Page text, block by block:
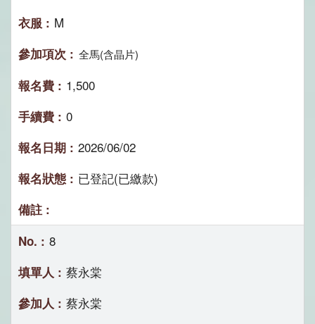
M
全馬(含晶片)
1,500
0
2026/06/02
已登記(已繳款)
8
蔡永棠
蔡永棠